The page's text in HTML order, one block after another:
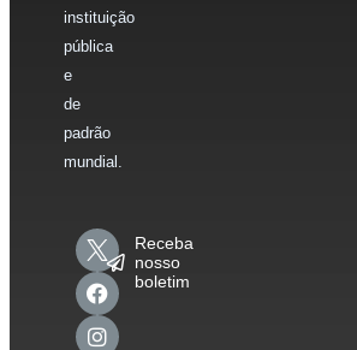
instituição
pública
e
de
padrão
mundial.
Receba
nosso
boletim